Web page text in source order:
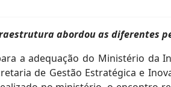
abordou as diferentes
a adequação do Ministério da
de Gestão Estratégica e